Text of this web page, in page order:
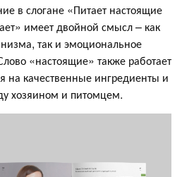
в слогане «Питает настоящие
имеет двойной смысл – как
так и эмоциональное
«настоящие» также работает
на качественные ингредиенты и
хозяином и питомцем.